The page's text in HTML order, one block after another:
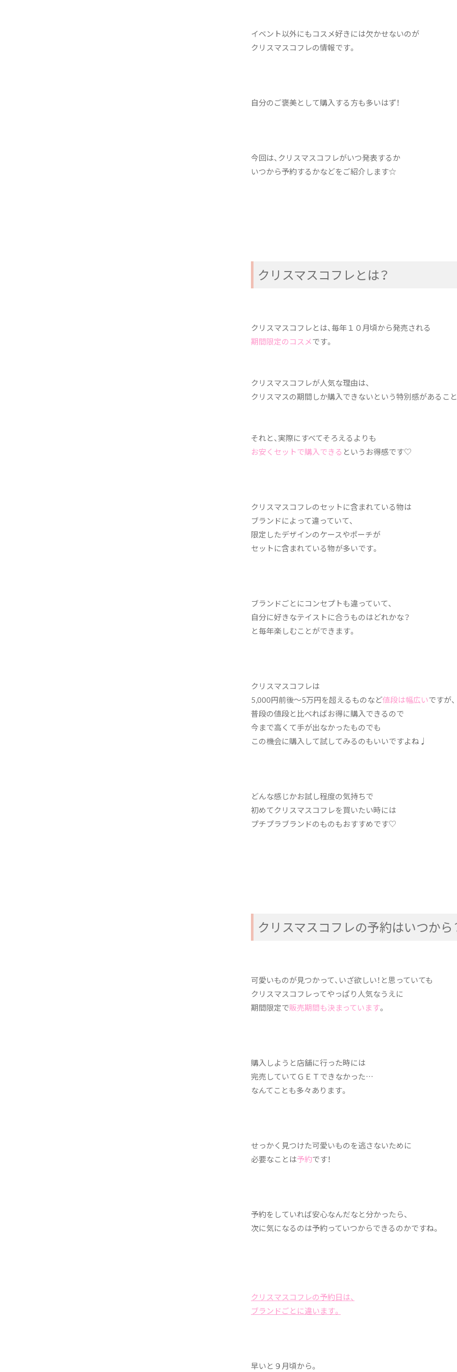
イベント以外にもコスメ好きには欠かせないのが
クリスマスコフレの情報です。
自分のご褒美として購入する方も多いはず！
今回は、クリスマスコフレがいつ発表するか
いつから予約するかなどをご紹介します☆
クリスマスコフレとは？
クリスマスコフレとは、毎年１０月頃から発売される
期間限定のコスメです。
クリスマスコフレが人気な理由は、
クリスマスの期間しか購入できないという特別感があるこ
それと、実際にすべてそろえるよりも
お安くセットで購入できる というお得感です♡
クリスマスコフレのセットに含まれている物は
ブランドによって違っていて、
限定したデザインのケースやポーチが
セットに含まれている物が多いです。
ブランドごとにコンセプトも違っていて、
自分に好きなテイストに合うものはどれかな？
と毎年楽しむことができます。
クリスマスコフレは
5,000円前後～5万円を超えるものなど値段は幅広いですが、
普段の値段と比べればお得に購入できるので
今まで高くて手が出なかったものでも
この機会に購入して試してみるのもいいですよね♩
どんな感じかお試し程度の気持ちで
初めてクリスマスコフレを買いたい時には
プチプラブランドのものもおすすめです♡
クリスマスコフレの予約はいつから
可愛いものが見つかって、いざ欲しい！と思っていても
クリスマスコフレってやっぱり人気なうえに
期間限定で販売期間も決まっています。
購入しようと店舗に行った時には
完売していてＧＥＴできなかった…
なんてことも多々あります。
せっかく見つけた可愛いものを逃さないために
必要なことは予約です！
予約をしていれば安心なんだなと分かったら、
次に気になるのは予約っていつからできるのかですね。
クリスマスコフレの予約日は、
ブランドごとに違います。
早いと９月頃から。